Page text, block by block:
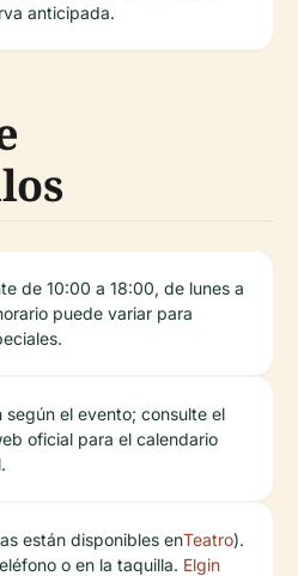
anticipada.
de 10:00 a 18:00, de lunes a
puede variar para
según el evento; consulte el
oficial para el calendario
están disponibles en
o en la taquilla.
Teatro
Elgin
).